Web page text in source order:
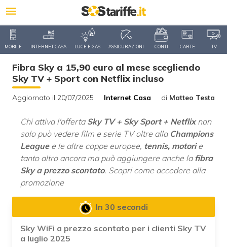
MOBILE INTERNET CASA LUCE E GAS ASSICURAZIONI CONTI CARTE TV
Fibra Sky a 15,90 euro al mese scegliendo
Sky TV + Sport con Netflix incluso
Aggiornato il 20/07/2025 Internet Casa di Matteo Testa
Chi attiva l'offerta Sky TV + Sky Sport + Netflixnon
solo può vedere film e serie TV oltre alla Champions
League e le altre coppe europee, tennis, motorie
tanto altro ancora ma può aggiungere anche lafibra
Sky a prezzo scontato. Scopri come accedere alla
promozione
In 30 secondi
Sky WiFi a prezzo scontato per i clienti Sky TV
a luglio 2025